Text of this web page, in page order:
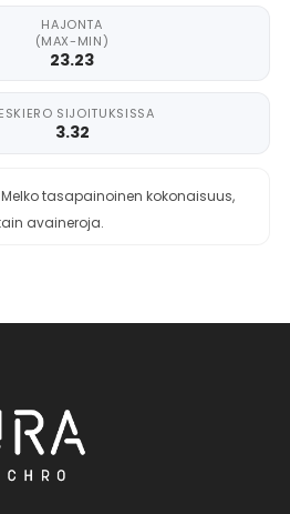
HAJONTA
(MAX-MIN)
23.23
SIJOITUKSISSA
3.32
Melko tasapainoinen kokonaisuus,
avaineroja.